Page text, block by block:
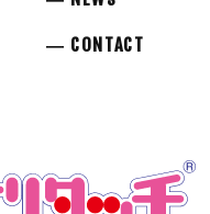
― CONTACT